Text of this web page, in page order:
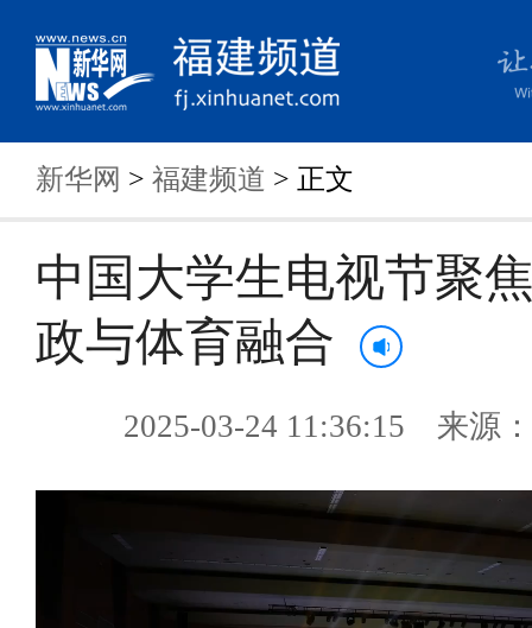
新华网 > 福建频道 > 正文
中国大学生电视节聚
政与体育融合
2025-03-24 11:36:15 来源